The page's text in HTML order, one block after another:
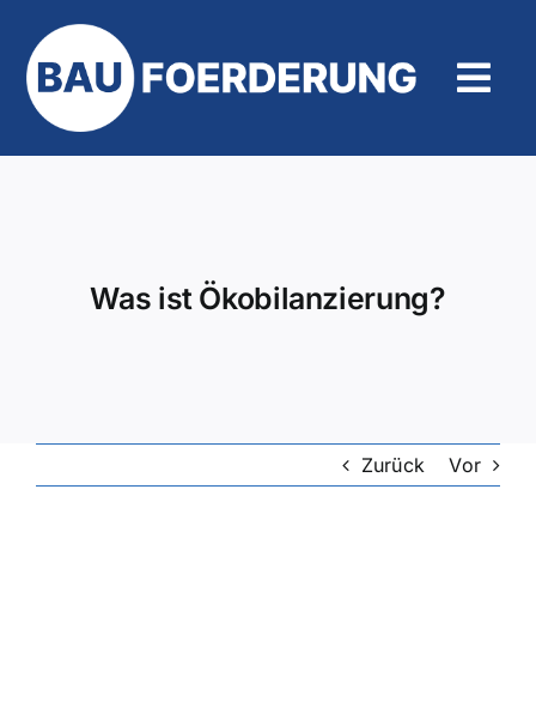
Inhalt
springen
Was ist Ökobilanzierung?
Zurück Vor